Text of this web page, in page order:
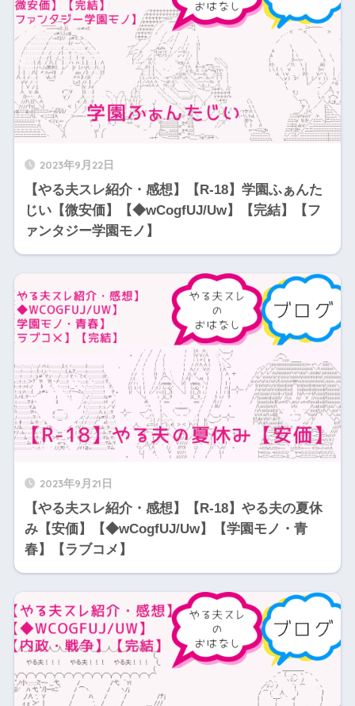
2023年9月22日
【やる夫スレ紹介・感想】【R-18】学園ふぁんた
じい【微安価】【◆wCogfUJ/Uw】【完結】【フ
ァンタジー学園モノ】
2023年9月21日
【やる夫スレ紹介・感想】【R-18】やる夫の夏休
み【安価】【◆wCogfUJ/Uw】【学園モノ・青
春】【ラブコメ】